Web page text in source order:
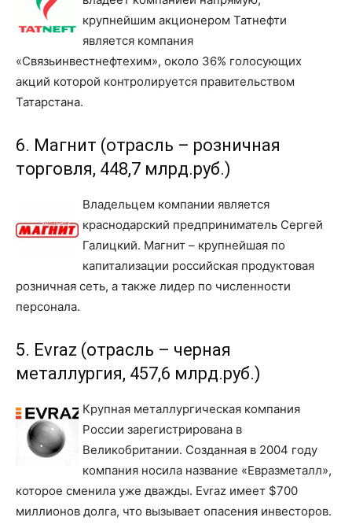
крупнейшим акционером Татнефти
является компания
«Связьинвестнефтехим», около 36% голосующих
акций которой контролируется правительством
Татарстана.
6. Магнит (отрасль – розничная
торговля, 448,7 млрд.руб.)
Владельцем компании является
краснодарский предприниматель Сергей
Галицкий. Магнит – крупнейшая по
капитализации российская продуктовая
розничная сеть, а также лидер по численности
персонала.
5. Evraz (отрасль – черная
металлургия, 457,6 млрд.руб.)
Крупная металлургическая компания
России зарегистрирована в
Великобритании. Созданная в 2004 году
компания носила название «Евразметалл»,
которое сменила уже дважды. Evraz имеет $700
миллионов долга, что вызывает опасения инвесторов.